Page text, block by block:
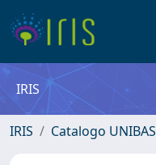
IRIS
IRIS Catalogo UNIBAS